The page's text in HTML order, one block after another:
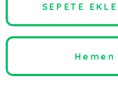
SEPETE EKLE